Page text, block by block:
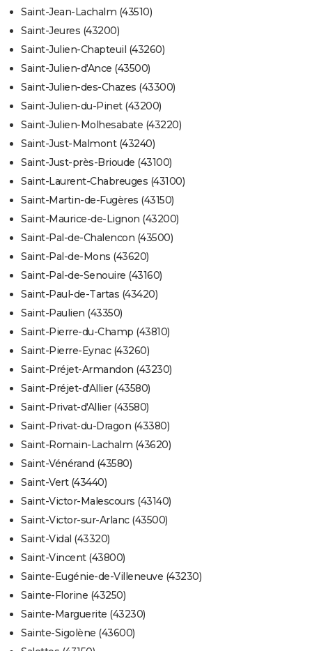
Saint-Jean-Lachalm (43510)
Saint-Jeures (43200)
Saint-Julien-Chapteuil (43260)
Saint-Julien-d'Ance (43500)
Saint-Julien-des-Chazes (43300)
Saint-Julien-du-Pinet (43200)
Saint-Julien-Molhesabate (43220)
Saint-Just-Malmont (43240)
Saint-Just-près-Brioude (43100)
Saint-Laurent-Chabreuges (43100)
Saint-Martin-de-Fugères (43150)
Saint-Maurice-de-Lignon (43200)
Saint-Pal-de-Chalencon (43500)
Saint-Pal-de-Mons (43620)
Saint-Pal-de-Senouire (43160)
Saint-Paul-de-Tartas (43420)
Saint-Paulien (43350)
Saint-Pierre-du-Champ (43810)
Saint-Pierre-Eynac (43260)
Saint-Préjet-Armandon (43230)
Saint-Préjet-d'Allier (43580)
Saint-Privat-d'Allier (43580)
Saint-Privat-du-Dragon (43380)
Saint-Romain-Lachalm (43620)
Saint-Vénérand (43580)
Saint-Vert (43440)
Saint-Victor-Malescours (43140)
Saint-Victor-sur-Arlanc (43500)
Saint-Vidal (43320)
Saint-Vincent (43800)
Sainte-Eugénie-de-Villeneuve (43230)
Sainte-Florine (43250)
Sainte-Marguerite (43230)
Sainte-Sigolène (43600)